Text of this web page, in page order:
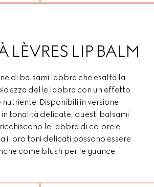
LÈVRES LIP BALM
di balsami labbra che esalta la
delle labbra con un effetto
Disponibili in versione
tonalità delicate, questi balsami
le labbra di colore e
i loro toni delicati possono essere
come blush per le guance.